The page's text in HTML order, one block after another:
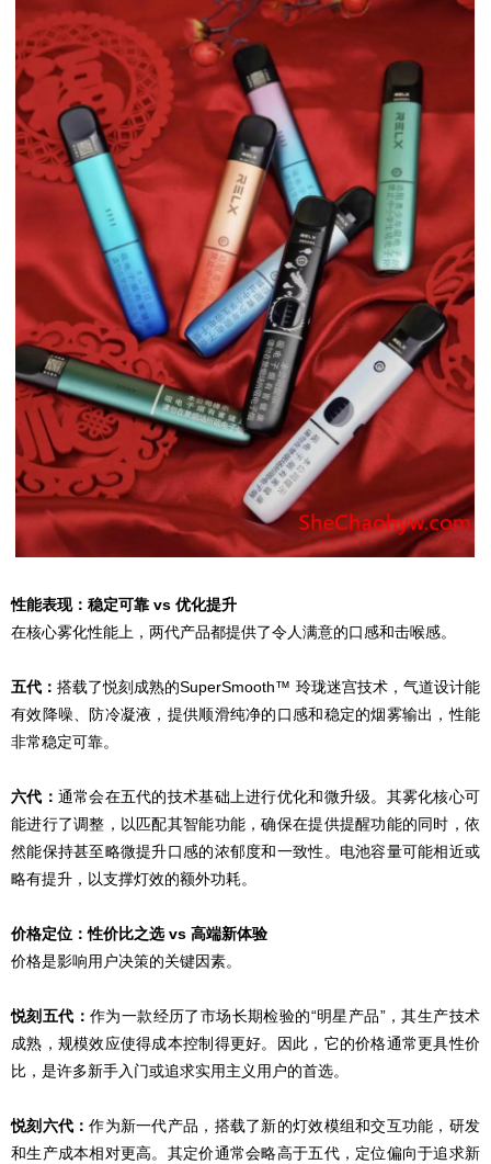
性能表现：稳定可靠 vs 优化提升
在核心雾化性能上，两代产品都提供了令人满意的口感和击喉感。
五代：搭载了悦刻成熟的SuperSmooth™ 玲珑迷宫技术，气道设计能
有效降噪、防冷凝液，提供顺滑纯净的口感和稳定的烟雾输出，性能
非常稳定可靠。
六代： 通常会在五代的技术基础上进行优化和微升级。其雾化核心可
能进行了调整，以匹配其智能功能，确保在提供提醒功能的同时，依
然能保持甚至略微提升口感的浓郁度和一致性。电池容量可能相近或
略有提升，以支撑灯效的额外功耗。
价格定位：性价比之选 vs 高端新体验
价格是影响用户决策的关键因素。
悦刻五代： 作为一款经历了市场长期检验的“明星产品”，其生产技术
成熟，规模效应使得成本控制得更好。因此，它的价格通常更具性价
比，是许多新手入门或追求实用主义用户的首选。
悦刻六代：作为新一代产品，搭载了新的灯效模组和交互功能，研发
和生产成本相对更高。其定价通常会略高于五代，定位偏向于追求新